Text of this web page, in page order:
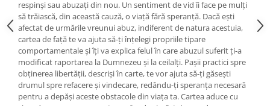
respinși sau abuzați din nou. Un sentiment de vid îi face pe mulți
să trăiască, din această cauză, o viață fără speranță. Dacă ești
afectat de urmările vreunui abuz, indiferent de natura acestuia,
cartea de față te va ajuta să-ți înțelegi propriile tipare
comportamentale și îți va explica felul în care abuzul suferit ți-a
modificat raportarea la Dumnezeu și la ceilalți. Pașii practici spre
obținerea libertății, descriși în carte, te vor ajuta să-ți găsești
drumul spre refacere și vindecare, redându-ți speranța necesară
pentru a depăși aceste obstacole din viața ta. Cartea aduce cu